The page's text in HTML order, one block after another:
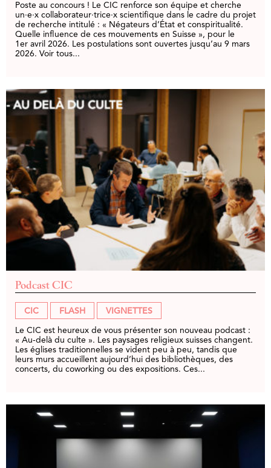
Poste au concours ! Le CIC renforce son équipe et cherche
un·e·x collaborateur·trice·x scientifique dans le cadre du projet
de recherche intitulé : « Négateurs d’État et conspiritualité.
Quelle influence de ces mouvements en Suisse », pour le
1er avril 2026. Les postulations sont ouvertes jusqu’au 9 mars
2026. Voir tous...
Podcast CIC
CIC FLASH VIGNETTES
Le CIC est heureux de vous présenter son nouveau podcast :
« Au-delà du culte ». Les paysages religieux suisses changent.
Les églises traditionnelles se vident peu à peu, tandis que
leurs murs accueillent aujourd’hui des bibliothèques, des
concerts, du coworking ou des expositions. Ces...